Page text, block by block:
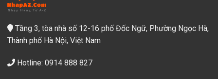
Tầng 3, tòa nhà số 12-16 phố Đốc Ngữ, Phường Ngọc Hà,
Thành phố Hà Nội, Việt Nam
Hotline: 0914 888 827